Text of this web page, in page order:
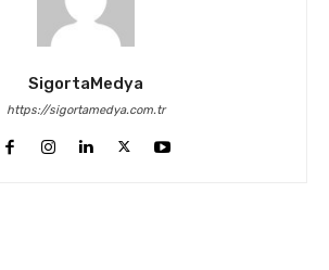
SigortaMedya
https://sigortamedya.com.tr